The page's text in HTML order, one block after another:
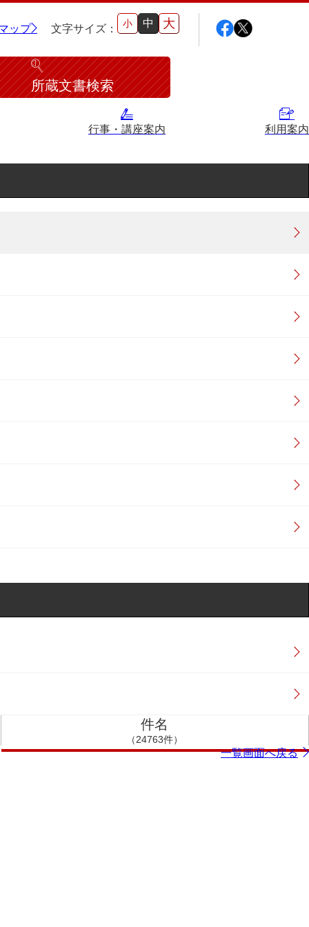
ップ 文字サイズ： 小 中 大
所蔵文書検索
行事・講座案内 利用案内
件名
（24763件）
一覧画面へ戻る